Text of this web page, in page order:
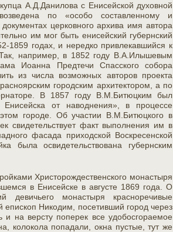
А.Д.Данилова с Енисейской духовной
по «особо составленному и
церковного архива имя автора
им мог быть енисейский губернский
1859 годах, и нередко привлекавшийся к
Так, например, в 1852 году В.А.Илышевым
Иоанна Предтечи Спасского собора
из числа возможных авторов проекта
городским архитектором, а по
В 1857 году В.М.Битюцким был
от наводнения», в процессе
этом городе. Об участии В.М.Битюцкого в
свидетельствует факт выполнения им в
фасада приходской Воскресенской
была освидетельствована губернским
Христорождественского монастыря
в Енисейске в августе 1869 года. О
девичьего монастыря красноречивые
епископ Никодим, посетивший город через
на версту поперек все удобосгораемое
колокола попадали, окна пустые, тут же